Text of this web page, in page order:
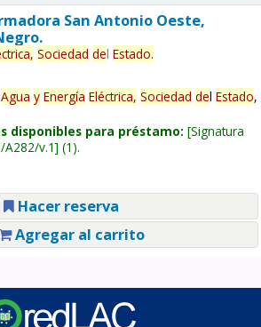
San Antonio Oeste,
Sociedad del Estado.
Agua y Energía Eléctrica, Sociedad del Estado,
disponibles para préstamo: Signatura
A282/v.1 (1).
Hacer reserva
Agregar al carrito